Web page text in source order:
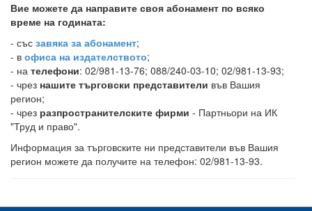
Вие можете да направите своя абонамент по всяко
време на годината:
- със завяка за абонамент;
- в офиса на издателството;
- на телефони: 02/981-13-76; 088/240-03-10; 02/981-13-93;
- чрез нашите търговски представители във Вашия
регион;
- чрез разпространителските фирми - Партньори на ИК
"Труд и право".
Информация за търговските ни представители във Вашия
регион можете да получите на телефон: 02/981-13-93.